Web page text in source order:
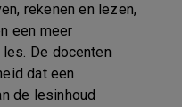
rekenen en lezen,
een meer
De docenten
dat een
de lesinhoud